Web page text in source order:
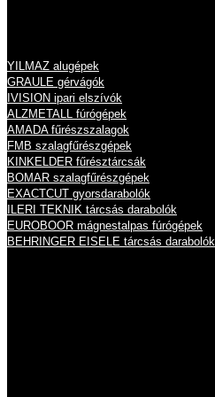
YILMAZ alugépek
GRAULE gérvágók
IVISION ipari elszívók
ALZMETALL fúrógépek
AMADA fűrészszalagok
FMB szalagfűrészgépek
KINKELDER fűrésztárcsák
BOMAR szalagfűrészgépek
EXACTCUT gyorsdarabolók
ILERI TEKNIK tárcsás darabolók
EUROBOOR mágnestalpas fúrógépek
BEHRINGER EISELE tárcsás darabolók